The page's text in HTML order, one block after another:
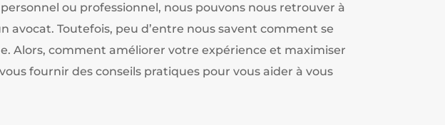
ou professionnel, nous pouvons nous retrouver à
Toutefois, peu d’entre nous savent comment se
Alors, comment améliorer votre expérience et maximiser
fournir des conseils pratiques pour vous aider à vous